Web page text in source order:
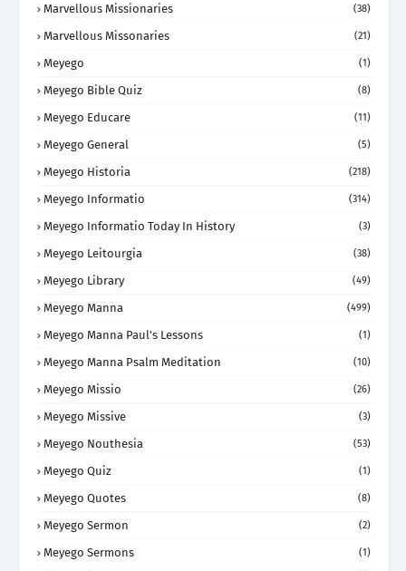
Marvellous Missionaries (38)
Marvellous Missonaries (21)
Meyego (1)
Meyego Bible Quiz (8)
Meyego Educare (11)
Meyego General (5)
Meyego Historia (218)
Meyego Informatio (314)
Meyego Informatio Today In History (3)
Meyego Leitourgia (38)
Meyego Library (49)
Meyego Manna (499)
Meyego Manna Paul's Lessons (1)
Meyego Manna Psalm Meditation (10)
Meyego Missio (26)
Meyego Missive (3)
Meyego Nouthesia (53)
Meyego Quiz (1)
Meyego Quotes (8)
Meyego Sermon (2)
Meyego Sermons (1)